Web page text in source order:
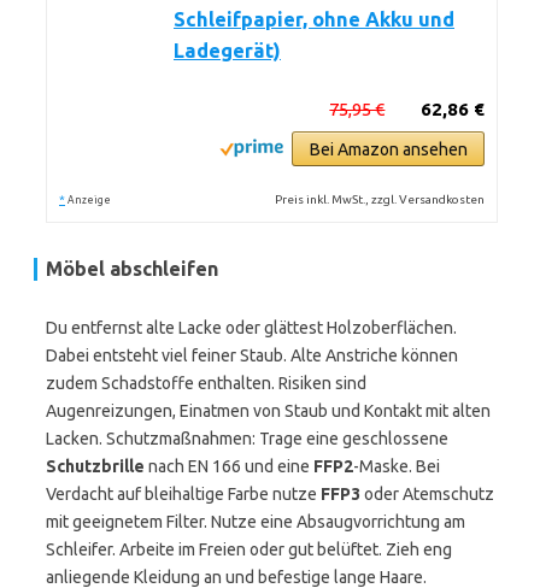
Schleifpapier, ohne Akku und
Ladegerät)
62,86 €
75,95 €
Bei Amazon ansehen
* Anzeige Preis inkl. MwSt., zzgl. Versandkosten
Möbel abschleifen
Du entfernst alte Lacke oder glättest Holzoberflächen.
Dabei entsteht viel feiner Staub. Alte Anstriche können
zudem Schadstoffe enthalten. Risiken sind
Augenreizungen, Einatmen von Staub und Kontakt mit alten
Lacken. Schutzmaßnahmen: Trage eine geschlossene
Schutzbrille nach EN 166 und eine FFP2-Maske. Bei
Verdacht auf bleihaltige Farbe nutze FFP3 oder Atemschutz
mit geeignetem Filter. Nutze eine Absaugvorrichtung am
Schleifer. Arbeite im Freien oder gut belüftet. Zieh eng
anliegende Kleidung an und befestige lange Haare.